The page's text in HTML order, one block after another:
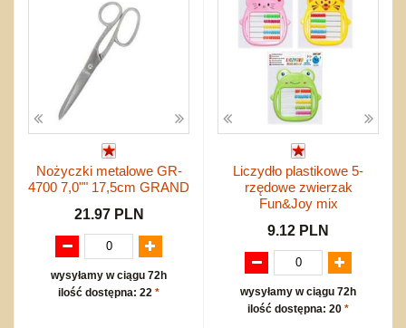
Nożyczki metalowe GR-
4700 7,0"" 17,5cm GRAND
21.97 PLN
wysyłamy w ciągu 72h
ilość dostępna: 22 *
Liczydło plastikowe 5-
rzędowe zwierzak
Fun&Joy mix
9.12 PLN
wysyłamy w ciągu 72h
ilość dostępna: 20 *